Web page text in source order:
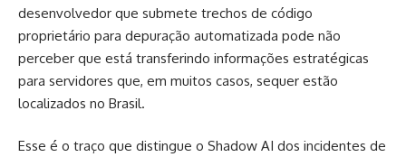
desenvolvedor que submete trechos de código
proprietário para depuração automatizada pode não
perceber que está transferindo informações estratégicas
para servidores que, em muitos casos, sequer estão
localizados no Brasil.
Esse é o traço que distingue o Shadow AI dos incidentes de